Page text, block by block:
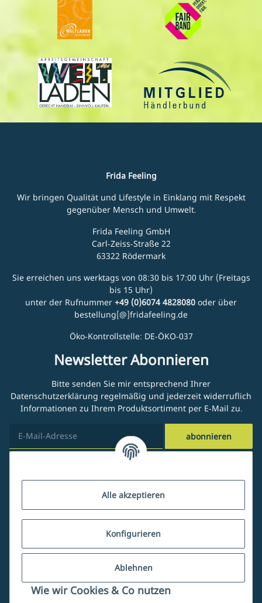
Alle akzeptieren
Konfigurieren
Ablehnen
Wie wir Cookies & Co nutzen
Frida Feeling
Wir bringen Qualität und Lifestyle in Einklang mit Respekt
gegenüber Mensch und Umwelt.
Frida Feeling GmbH
Carl-Zeiss-Straße 22
63322 Rödermark
Sie erreichen uns werktags von 08:30 bis 17:00 Uhr (Freitags
bis 15 Uhr)
unter der Rufnummer +49 (0)6074 4828080 oder über
bestellung[@]fridafeeling.de
Öko-Kontrollstelle: DE-ÖKO-037
Newsletter Abonnieren
Bitte senden Sie mir entsprechend Ihrer
Datenschutzerklärung regelmäßig und jederzeit widerruflich
Informationen zu Ihrem Produktsortiment per E-Mail zu.
abonnieren